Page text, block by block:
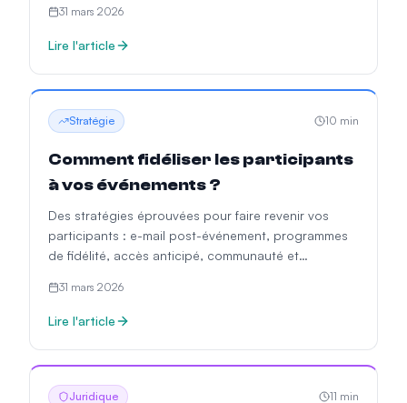
31 mars 2026
Lire l'article
Stratégie 10 min
Comment fidéliser les participants
à vos événements ?
Des stratégies éprouvées pour faire revenir vos
participants : e-mail post-événement, programmes
de fidélité, accès anticipé, communauté et
31 mars 2026
Lire l'article
Juridique 11 min